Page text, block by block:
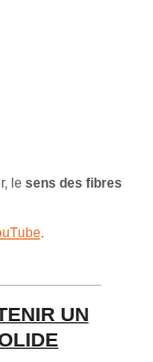
le sens des fibres
.
UN